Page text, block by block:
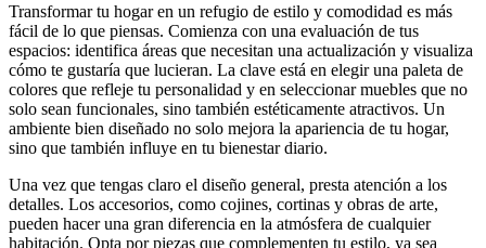
Transformar tu hogar en un refugio de estilo y comodidad es más
fácil de lo que piensas. Comienza con una evaluación de tus
espacios: identifica áreas que necesitan una actualización y visualiza
cómo te gustaría que lucieran. La clave está en elegir una paleta de
colores que refleje tu personalidad y en seleccionar muebles que no
solo sean funcionales, sino también estéticamente atractivos. Un
ambiente bien diseñado no solo mejora la apariencia de tu hogar,
sino que también influye en tu bienestar diario.
Una vez que tengas claro el diseño general, presta atención a los
detalles. Los accesorios, como cojines, cortinas y obras de arte,
pueden hacer una gran diferencia en la atmósfera de cualquier
habitación. Opta por piezas que complementen tu estilo, ya sea